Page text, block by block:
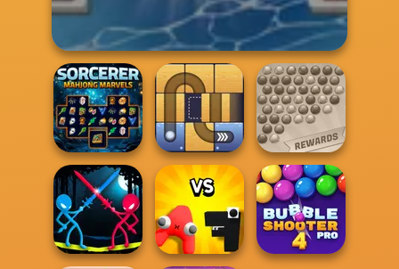
Sorcerer
Mahjong Marvels
Free the Ball
Bubble Shooter
Extreme